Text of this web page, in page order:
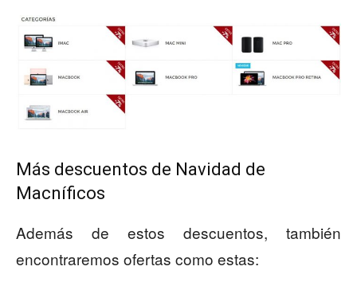
Más descuentos de Navidad de
Macníficos
Además de estos descuentos, también
encontraremos ofertas como estas: